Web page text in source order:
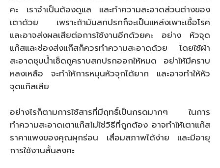
คะ เราจำเป็นต้องดูแล และทำความสะอาดส่วนต่างของ
เตาด้วย เพราะถ้ามันสกปรกก็จะเป็นแหล่งเพาะเชื้อโรค
และอาจส่งผลเสียต่อการใช้งานอีกด้วยคะ อย่าง หัวจุด
แก๊สและช่องส่งแก๊สก็ควรทำความสะอาดด้วย โดยใช้ผ้า
สะอาดชุบน้ำเช็ดถูคราบสกปรกออกให้หมด อย่าให้มีคราบ
หลงเหลือ จะทำให้การหมุนหัวจุกได้ยาก และอาจทำให้หัว
จุดแก๊สเสีย
อย่างไรก็ตามการใช้สารที่มีฤทธิ์เป็นกรดมากๆ ในการ
ทำความสะอาดเตาแก๊สไม่ใช่วิธีที่ถูกต้อง อาจทำให้เตาแก๊ส
ราคาแพงของคุณผุกร่อน เสื่อมสภาพได้ง่าย และมีอายุ
การใช้งานสั้นลงคะ